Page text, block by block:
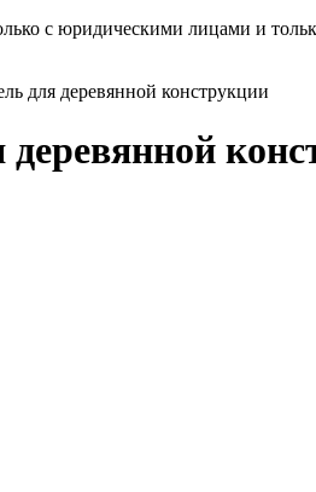
с юридическими лицами и
для деревянной конструкции